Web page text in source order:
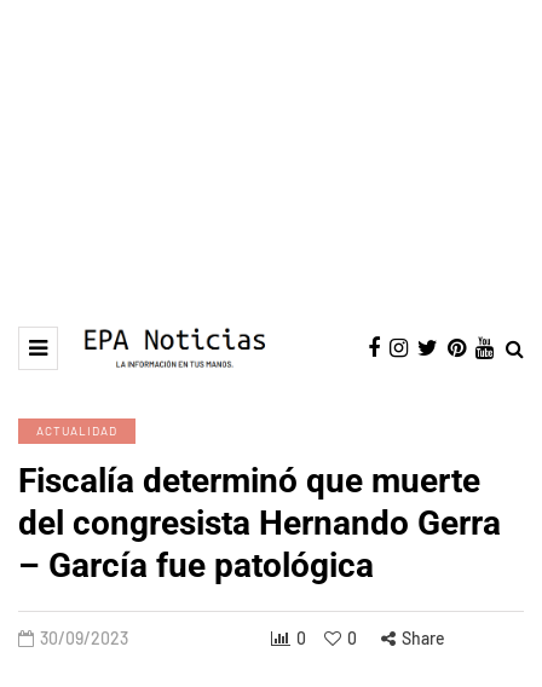
ACTUALIDAD
Fiscalía determinó que muerte
del congresista Hernando Gerra
– García fue patológica
30/09/2023 0 0 Share